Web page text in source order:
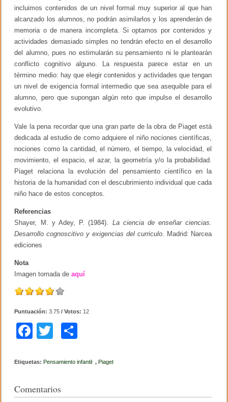
incluimos contenidos de un nivel formal muy superior al que han
alcanzado los alumnos, no podrán asimilarlos y los aprenderán de
memoria o de manera incompleta. Si optamos por contenidos y
actividades demasiado simples no tendrán efecto en el desarrollo
del alumno, pues no estimularán su pensamiento ni le plantearán
conflicto cognitivo alguno. La respuesta parece estar en un
término medio: hay que elegir contenidos y actividades que tengan
un nivel de exigencia formal intermedio que sea asequible para el
alumno, pero que supongan algún reto que impulse el desarrollo
evolutivo.
Vale la pena recordar que una gran parte de la obra de Piaget está
dedicada al estudio de como adquiere el niño nociones científicas,
nociones como la cantidad, el número, el tiempo, la velocidad, el
movimiento, el espacio, el azar, la geometría y/o la probabilidad.
Piaget relaciona la evolución del pensamiento científico en la
historia de la humanidad con el descubrimiento individual que cada
niño hace de estos conceptos.
Referencias
Shayer, M. y Adey, P. (1984). La ciencia de enseñar ciencias.
Desarrollo cognoscitivo y exigencias del curriculo. Madrid: Narcea
ediciones
Nota
Imagen tomada deaquí
Puntuación:3.75 / Votos: 12
F
c
b
tt
m
ar
Etiquetas: Pensamiento infantil , Piaget
Comentarios